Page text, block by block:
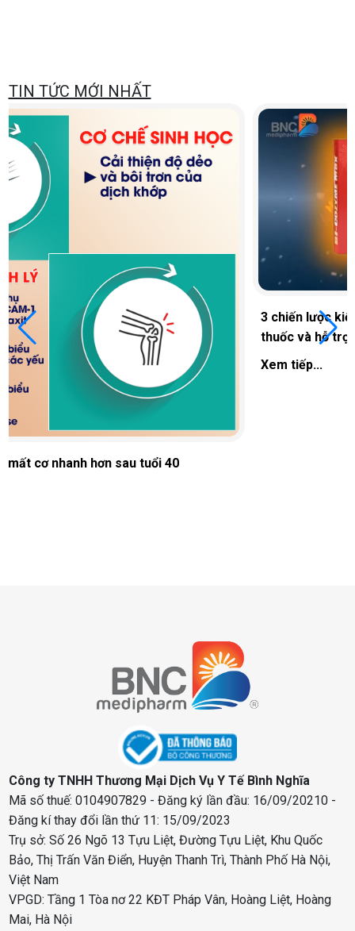
TIN TỨC MỚI NHẤT
3 chiến lược kiểm soát huyết áp hiệu quả: Dinh dưỡng,
thuốc và hỗ trợ từ tự nhiên
Xem tiếp...
Công ty TNHH Thương Mại Dịch Vụ Y Tế Bình Nghĩa
Mã số thuế: 0104907829 - Đăng ký lần đầu: 16/09/20210 -
Đăng kí thay đổi lần thứ 11: 15/09/2023
Trụ sở: Số 26 Ngõ 13 Tựu Liệt, Đường Tựu Liệt, Khu Quốc
Bảo, Thị Trấn Văn Điển, Huyện Thanh Trì, Thành Phố Hà Nội,
Việt Nam
VPGD: Tầng 1 Tòa nơ 22 KĐT Pháp Vân, Hoàng Liệt, Hoàng
Mai, Hà Nội